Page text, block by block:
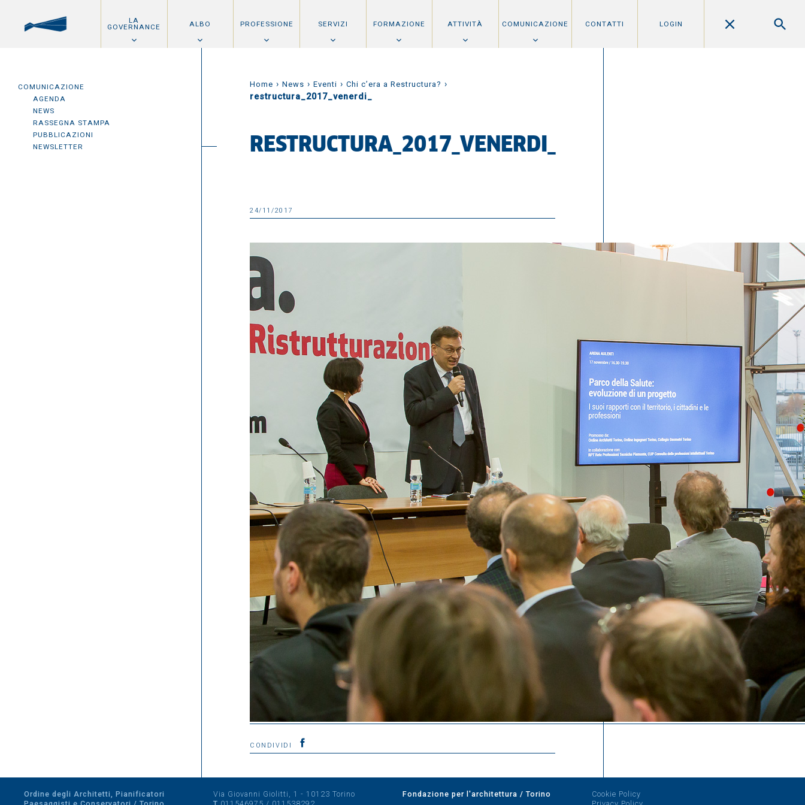
LA
GOVERNANCE ALBO PROFESSIONE SERVIZI FORMAZIONE ATTIVITÀ COMUNICAZIONE CONTATTI LOGIN
COMUNICAZIONE
AGENDA
NEWS
RASSEGNA STAMPA
PUBBLICAZIONI
NEWSLETTER
Home › News › Eventi › Chi c’era a Restructura? ›
restructura_2017_venerdi_
RESTRUCTURA_2017_VENERDI_
24/11/2017
CONDIVIDI
Ordine degli Architetti, Pianificatori
Via Giovanni Giolitti, 1 - 10123 Torino
Fondazione per l'architettura / Torino
Cookie Policy